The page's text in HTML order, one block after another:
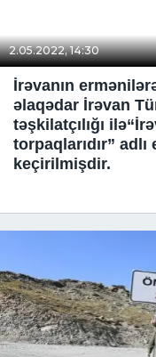
2.05.2022, 14:30
İrəvanın
əlaqədar İrəvan
təşkilatçılığı
torpaqlarıdır”
keçirilmişdir.